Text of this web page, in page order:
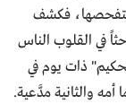
فكشف
في القلوب الناس
ذات يوم في
والثانية مدَّعية.